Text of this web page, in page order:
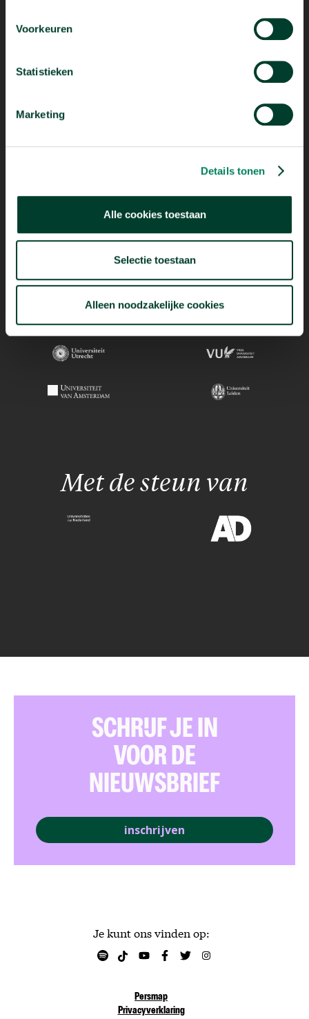
Voorkeuren
Statistieken
Marketing
Details tonen
Alle cookies toestaan
Selectie toestaan
Alleen noodzakelijke cookies
Mogelijk dankzij
Met de steun van
Je kunt ons vinden op:
Persmap
Privacyverklaring
SCHRIJF JE IN
VOOR DE
NIEUWSBRIEF
inschrijven